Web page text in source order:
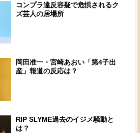
コンプラ違反容疑で危惧されるク
ズ芸人の居場所
岡田准一・宮崎あおい「第4子出
産」報道の反応は？
RIP SLYME過去のイジメ騒動と
は？